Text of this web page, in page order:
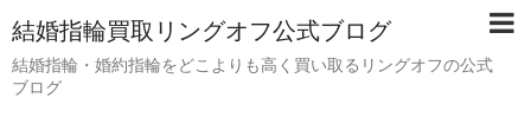
結婚指輪買取リングオフ公式ブログ
結婚指輪・婚約指輪をどこよりも高く買い取るリングオフの公式
ブログ